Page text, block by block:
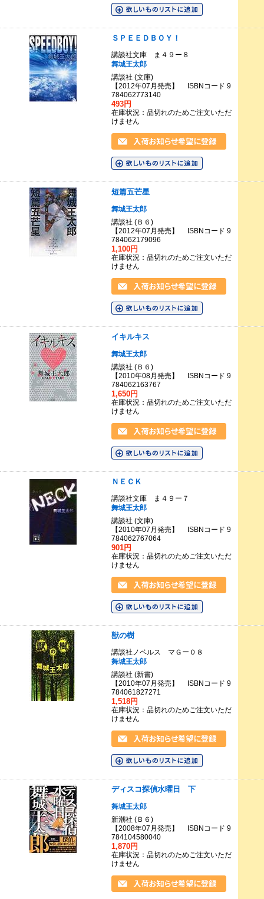
ＳＰＥＥＤＢＯＹ！
講談社文庫 ま４９ー８
舞城王太郎
講談社 (文庫)
【2012年07月発売】 ISBNコード 9
784062773140
493円
在庫状況：品切れのためご注文いただ
けません
短篇五芒星
舞城王太郎
講談社 (Ｂ６)
【2012年07月発売】 ISBNコード 9
784062179096
1,100円
在庫状況：品切れのためご注文いただ
けません
イキルキス
舞城王太郎
講談社 (Ｂ６)
【2010年08月発売】 ISBNコード 9
784062163767
1,650円
在庫状況：品切れのためご注文いただ
けません
ＮＥＣＫ
講談社文庫 ま４９ー７
舞城王太郎
講談社 (文庫)
【2010年07月発売】 ISBNコード 9
784062767064
901円
在庫状況：品切れのためご注文いただ
けません
獣の樹
講談社ノベルス マＧー０８
舞城王太郎
講談社 (新書)
【2010年07月発売】 ISBNコード 9
784061827271
1,518円
在庫状況：品切れのためご注文いただ
けません
ディスコ探偵水曜日 下
舞城王太郎
新潮社 (Ｂ６)
【2008年07月発売】 ISBNコード 9
784104580040
1,870円
在庫状況：品切れのためご注文いただ
けません